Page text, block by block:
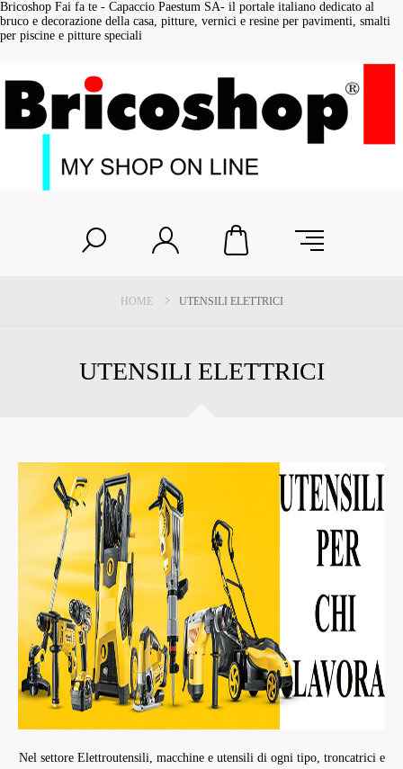
Bricoshop Fai fa te - Capaccio Paestum SA- il portale italiano dedicato al
bruco e decorazione della casa, pitture, vernici e resine per pavimenti, smalti
per piscine e pitture speciali
HOME UTENSILI ELETTRICI
UTENSILI ELETTRICI
Nel settore Elettroutensili, macchine e utensili di ogni tipo, troncatrici e